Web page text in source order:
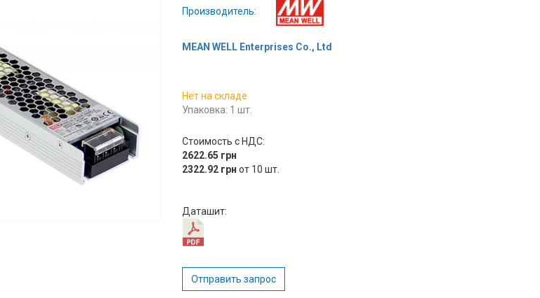
Производитель:
MEAN WELL Enterprises Co., Ltd
Нет на складе
Упаковка: 1 шт.
Стоимость с НДС:
2622.65 грн
2322.92 грн от 10 шт.
Даташит:
Отправить запрос